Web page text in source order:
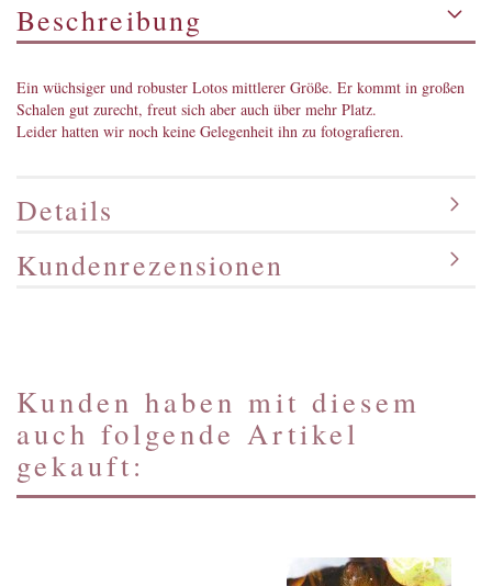
Beschreibung
Ein wüchsiger und robuster Lotos mittlerer Größe. Er kommt in großen
Schalen gut zurecht, freut sich aber auch über mehr Platz.
Leider hatten wir noch keine Gelegenheit ihn zu fotografieren.
Details
Kundenrezensionen
Kunden haben mit diesem
auch folgende Artikel
gekauft: